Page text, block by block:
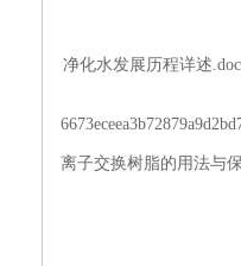
净化水发展历程详述.doc
离子交换树脂的用法与